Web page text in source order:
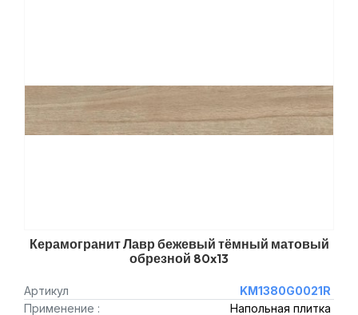
Керамогранит Лавр бежевый тёмный матовый
обрезной 80x13
Артикул
KM1380G0021R
Применение :
Напольная плитка